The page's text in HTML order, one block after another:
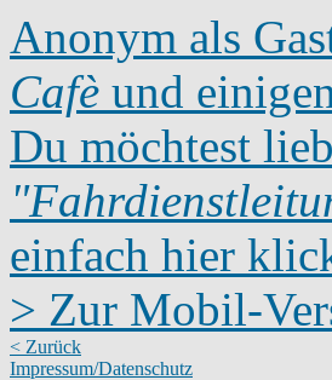
Anonym als
Cafè und
Du möchtest
einfach hier
> Zur Mobil-
< Zurück
Impressum/Datenschutz